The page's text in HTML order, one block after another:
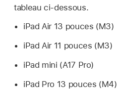
tableau ci-dessous.
iPad Air 13 pouces (M3)
iPad Air 11 pouces (M3)
iPad mini (A17 Pro)
iPad Pro 13 pouces (M4)